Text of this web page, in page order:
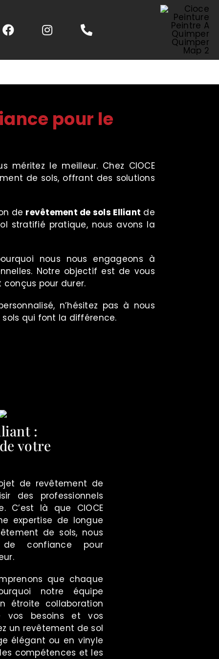
pour le
méritez le meilleur. Chez CIOCE
de sols, offrant des solutions
de revêtement de sols Elliant de
stratifié pratique, nous avons la
nous nous engageons à
Notre objectif est de vous
pour durer.
n’hésitez pas à nous
qui font la différence.
:
votre
de revêtement de
des professionnels
C’est là que CIOCE
expertise de longue
de sols, nous
confiance pour
que chaque
notre équipe
étroite collaboration
vos besoins et vos
un revêtement de sol
élégant ou en vinyle
compétences et les